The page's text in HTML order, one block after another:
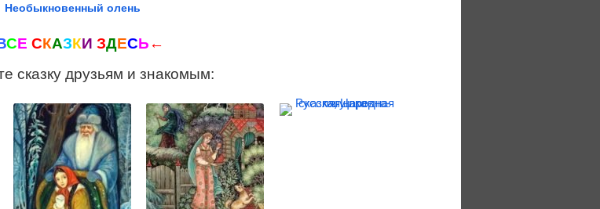
Необыкновенный олень
СЕ СКАЗКИ ЗДЕСЬ ←
сказку друзьям и знакомым: